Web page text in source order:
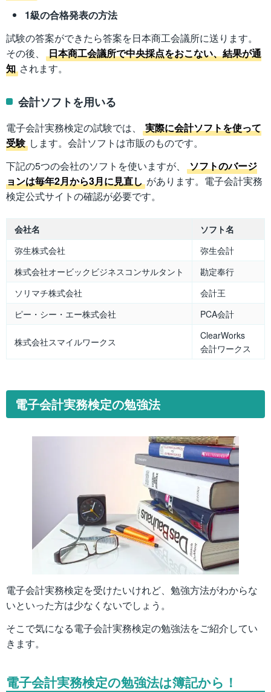
1級の合格発表の方法
試験の答案ができたら答案を日本商工会議所に送ります。
その後、
日本商工会議所で中央採点をおこない、結果が通
知 されます。
会計ソフトを用いる
電子会計実務検定の試験では、
実際に会計ソフトを使って
受験 します。会計ソフトは市販のものです。
下記の5つの会社のソフトを使いますが、
ソフトのバージ
ョンは毎年2月から3月に見直し があります。電子会計実務
検定公式サイトの確認が必要です。
会社名
ソフト名
弥生株式会社
弥生会計
株式会社オービックビジネスコンサルタント
勘定奉行
ソリマチ株式会社
会計王
ピー・シー・エー株式会社
PCA会計
株式会社スマイルワークス
ClearWorks
会計ワークス
電子会計実務検定の勉強法
電子会計実務検定を受けたいけれど、勉強方法がわからな
いといった方は少なくないでしょう。
そこで気になる電子会計実務検定の勉強法をご紹介してい
きます。
電子会計実務検定の勉強法は簿記から！